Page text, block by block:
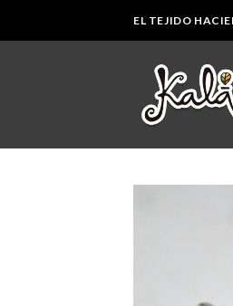
EL TEJIDO